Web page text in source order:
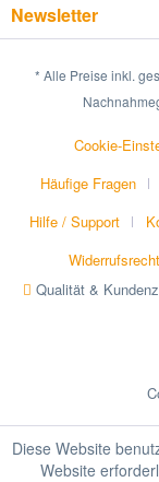
Newsletter
* Alle Preise inkl.
Cookie-
Häufige Fragen
Hilfe / Support
Widerrufsrecht
Qualität &
Diese Website
Website